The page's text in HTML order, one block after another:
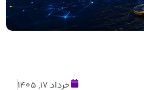
خرداد 17, 1405